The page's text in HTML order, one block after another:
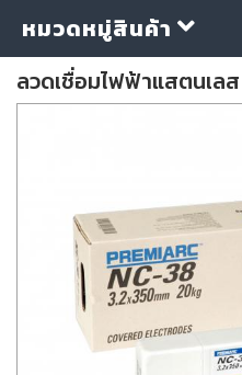
หมวดหมู่สินค้า
ลวดเชื่อมไฟฟ้าแสตนเลส